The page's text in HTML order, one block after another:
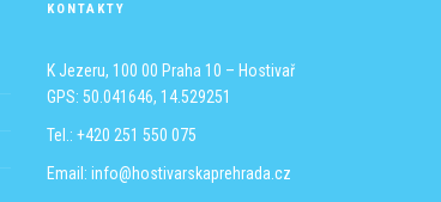
KONTAKTY
K Jezeru, 100 00 Praha 10 – Hostivař
GPS: 50.041646, 14.529251
Tel.: +420 251 550 075
Email:info@hostivarskaprehrada.cz